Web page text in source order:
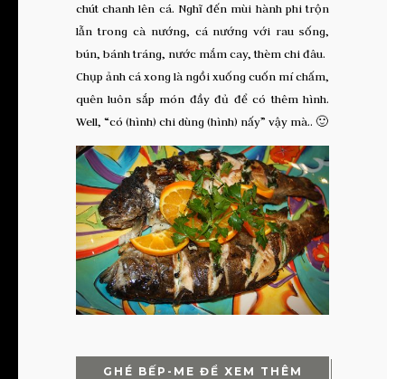
chút chanh lên cá. Nghĩ đến mùi hành phi trộn
lẫn trong cà nướng, cá nướng với rau sống,
bún, bánh tráng, nước mắm cay, thèm chi đâu.
Chụp ảnh cá xong là ngồi xuống cuốn mí chấm,
quên luôn sắp món đầy đủ để có thêm hình.
Well, “có (hình) chi dùng (hình) nấy” vậy mà.. 🙂
GHÉ BẾP-ME ĐỂ XEM THÊM